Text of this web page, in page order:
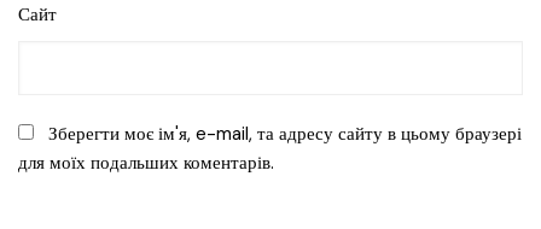
Сайт
Зберегти моє ім'я, e-mail, та адресу сайту в цьому браузері
для моїх подальших коментарів.